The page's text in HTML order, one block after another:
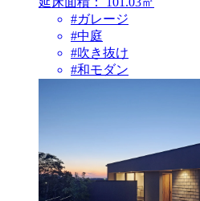
#ガレージ
#中庭
#吹き抜け
#和モダン